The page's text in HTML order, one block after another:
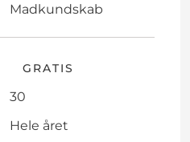
Madkundskab
GRATIS
30
Hele året